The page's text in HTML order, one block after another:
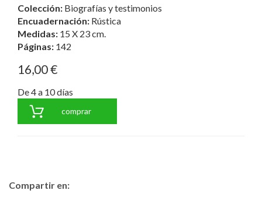
Colección: Biografías y testimonios
Encuadernación: Rústica
Medidas: 15 X 23 cm.
Páginas: 142
16,00 €
De 4 a 10 días
comprar
Compartir en: